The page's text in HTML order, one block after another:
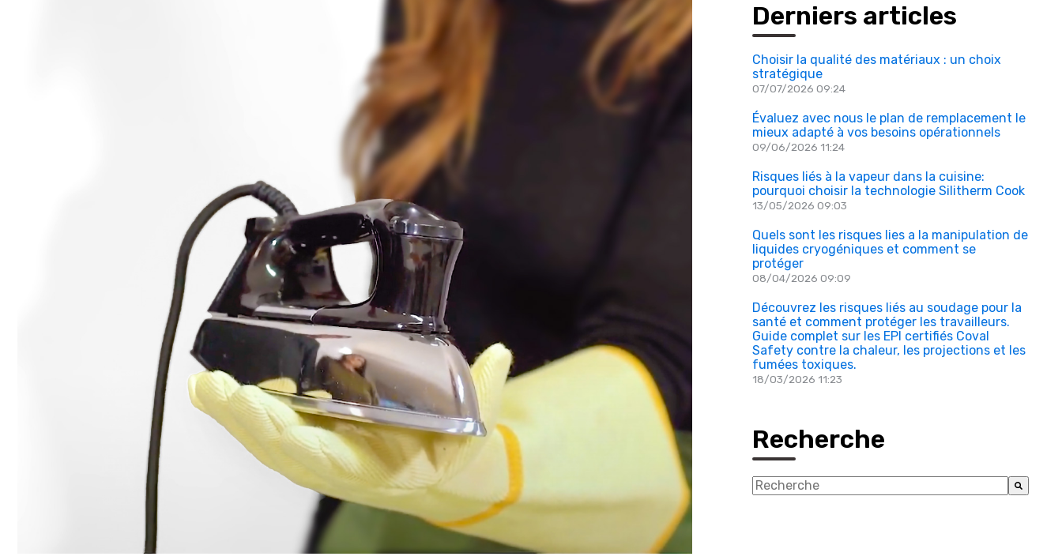
Derniers articles
Choisir la qualité des matériaux : un choix
stratégique
07/07/2026 09:24
Évaluez avec nous le plan de remplacement le
mieux adapté à vos besoins opérationnels
09/06/2026 11:24
Risques liés à la vapeur dans la cuisine:
pourquoi choisir la technologie Silitherm Cook
13/05/2026 09:03
Quels sont les risques lies a la manipulation de
liquides cryogéniques et comment se
protéger
08/04/2026 09:09
Découvrez les risques liés au soudage pour la
santé et comment protéger les travailleurs.
Guide complet sur les EPI certifiés Coval
Safety contre la chaleur, les projections et les
fumées toxiques.
18/03/2026 11:23
Recherche
Il s'agit d'un champ de recherche auquel est